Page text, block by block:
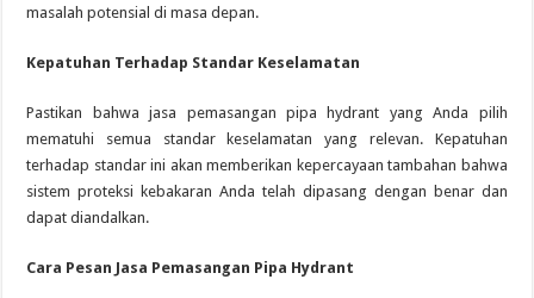
masalah potensial di masa depan.
Kepatuhan Terhadap Standar Keselamatan
Pastikan bahwa jasa pemasangan pipa hydrant yang Anda pilih
mematuhi semua standar keselamatan yang relevan. Kepatuhan
terhadap standar ini akan memberikan kepercayaan tambahan bahwa
sistem proteksi kebakaran Anda telah dipasang dengan benar dan
dapat diandalkan.
Cara Pesan Jasa Pemasangan Pipa Hydrant